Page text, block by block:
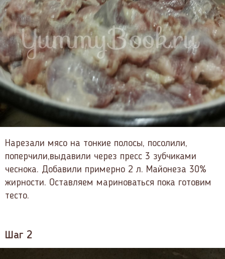
Нарезали мясо на тонкие полосы, посолили,
поперчили,выдавили через пресс 3 зубчиками
чеснока. Добавили примерно 2 л. Майонеза 30%
жирности. Оставляем мариноваться пока готовим
тесто.
Шаг 2